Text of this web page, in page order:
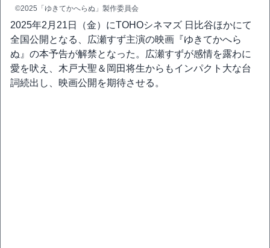
©︎2025「ゆきてかへらぬ」製作委員会
2025年2月21日（金）にTOHOシネマズ 日比谷ほかにて
全国公開となる、広瀬すず主演の映画『ゆきてかへら
ぬ』の本予告が解禁となった。広瀬すずが感情を露わに
愛を吠え、木戸大聖＆岡田将生からもインパクト大な台
詞続出し、映画公開を期待させる。